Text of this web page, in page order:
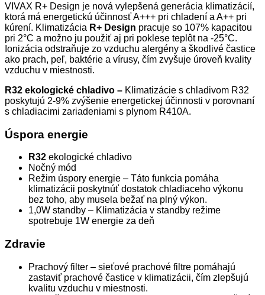
VIVAX R+ Design je nová vylepšená generácia klimatizácií,
ktorá má energetickú účinnosť A+++ pri chladení a A++ pri
kúrení. Klimatizácia R+ Design pracuje so 107% kapacitou
pri 2°C a možno ju použiť aj pri poklese teplôt na -25°C.
Ionizácia odstraňuje zo vzduchu alergény a škodlivé častice
ako prach, peľ, baktérie a vírusy, čím zvyšuje úroveň kvality
vzduchu v miestnosti.
R32 ekologické chladivo – Klimatizácie s chladivom R32
poskytujú 2-9% zvýšenie energetickej účinnosti v porovnaní
s chladiacimi zariadeniami s plynom R410A.
Úspora energie
R32 ekologické chladivo
Nočný mód
Režim úspory energie – Táto funkcia pomáha
klimatizácii poskytnúť dostatok chladiaceho výkonu
bez toho, aby musela bežať na plný výkon.
1,0W standby – Klimatizácia v standby režime
spotrebuje 1W energie za deň
Zdravie
Prachový filter – sieťové prachové filtre pomáhajú
zastaviť prachové častice v klimatizácii, čím zlepšujú
kvalitu vzduchu v miestnosti.